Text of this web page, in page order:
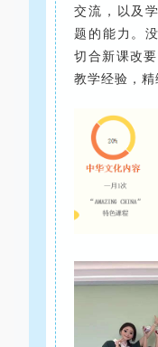
交流，以及
题的能力。
切合新课改
教学经验，精